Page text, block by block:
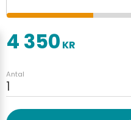
4 350 KR
Antal